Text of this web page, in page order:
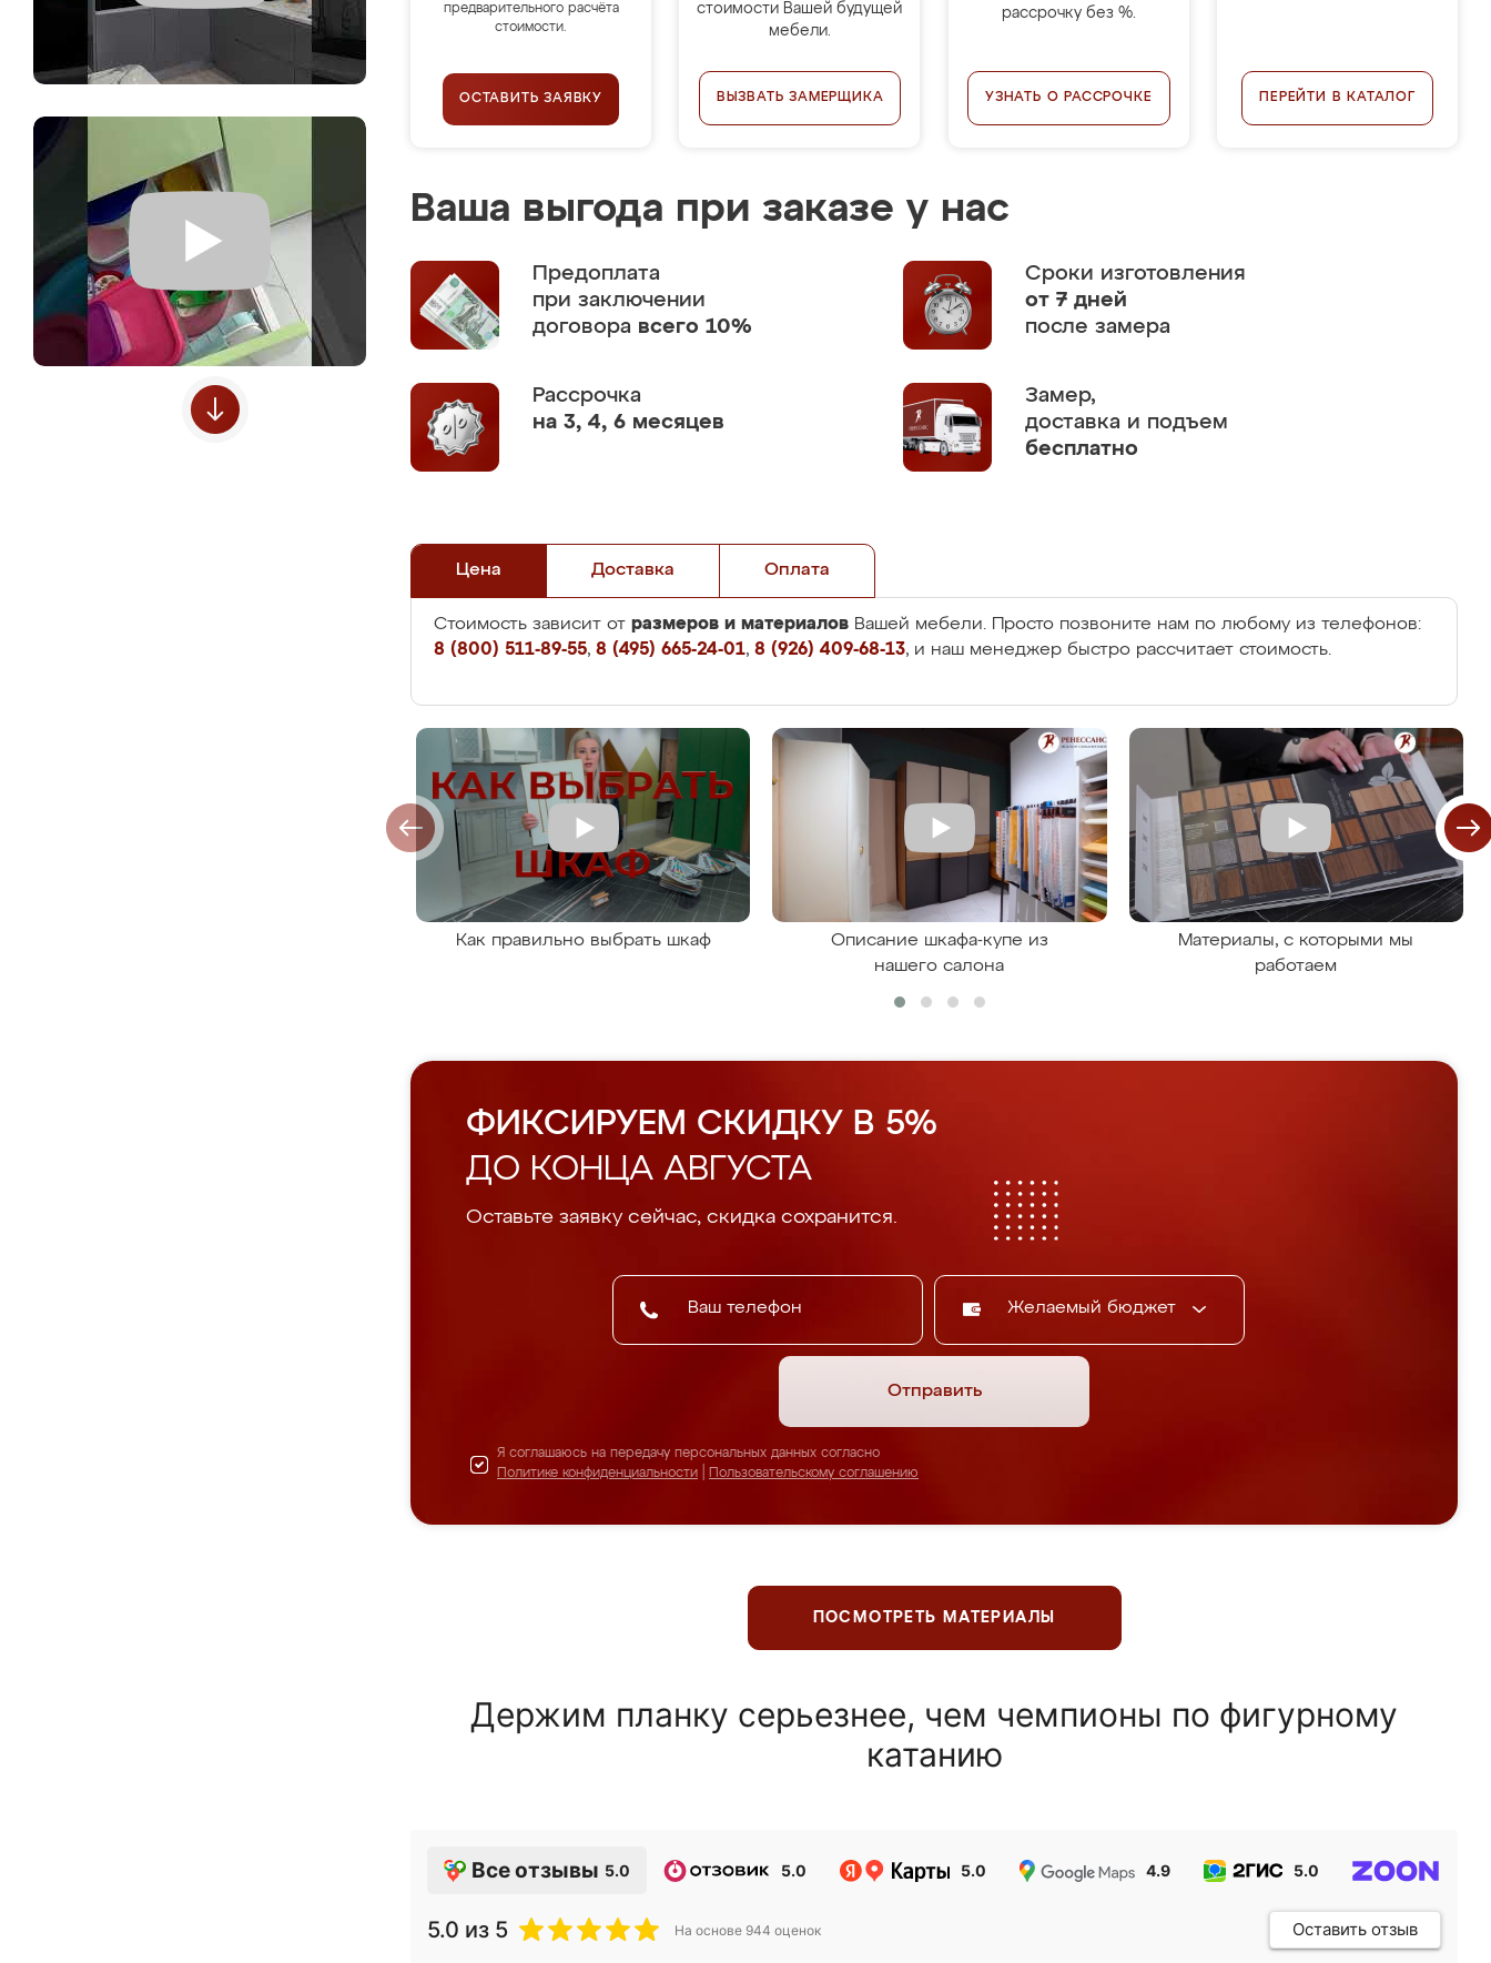
предварительного расчёта
стоимости.
ОСТАВИТЬ ЗАЯВКУ
стоимости Вашей будущей
мебели.
ВЫЗВАТЬ ЗАМЕРЩИКА
рассрочку без %.
УЗНАТЬ О РАССРОЧКЕ ПЕРЕЙТИ В КАТАЛОГ
Ваша выгода при заказе у нас
Предоплата
при заключении
договора всего 10%
Сроки изготовления
от 7 дней
после замера
Рассрочка
на 3, 4, 6 месяцев
Замер,
доставка и подъем
бесплатно
Цена Доставка Оплата
Стоимость зависит от размеров и материалов Вашей мебели. Просто позвоните нам по любому из телефонов:
8 (800) 511-89-55, 8 (495) 665-24-01, 8 (926) 409-68-13, и наш менеджер быстро рассчитает стоимость.
Как правильно выбрать шкаф
Описание шкафа-купе из
нашего салона
Материалы, с которыми мы
работаем
ФИКСИРУЕМ СКИДКУ В 5%
ДО КОНЦА АВГУСТА
Оставьте заявку сейчас, скидка сохранится.
Желаемый бюджет
Отправить
Я соглашаюсь на передачу персональных данных согласно
Политике конфиденциальности
Пользовательскому соглашению
ПОСМОТРЕТЬ МАТЕРИАЛЫ
Держим планку серьезнее, чем чемпионы по фигурному
катанию
Все отзывы 5.0 5.0 5.0 4.9 5.0
5.0 из 5 На основе 944 оценок Оставить отзыв